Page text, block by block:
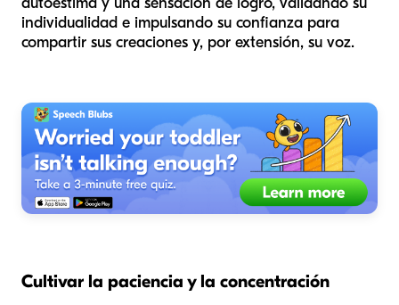
individualidad e impulsando su confianza para
compartir sus creaciones y, por extensión, su voz.
Cultivar la paciencia y la concentración